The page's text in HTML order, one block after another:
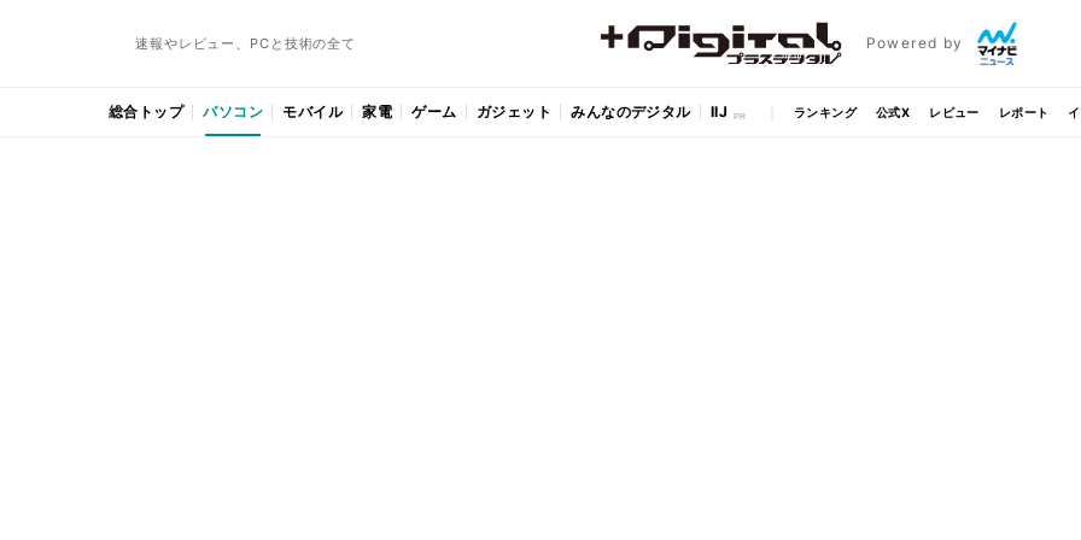
速報やレビュー、PCと技術の全て Powered by
総合トップ パソコン モバイル 家電 ゲーム ガジェット みんなのデジタル IIJ ランキング 公式X レビュー レポート